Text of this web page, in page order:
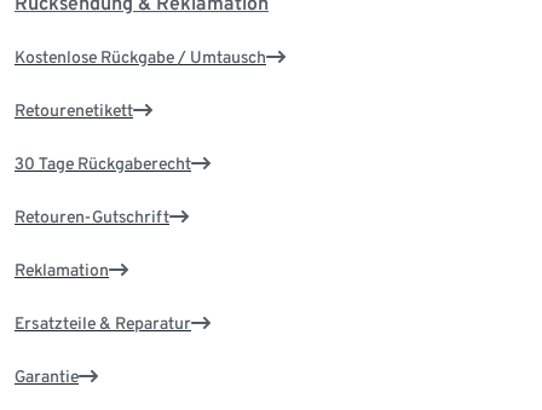
Kostenlose Rückgabe / Umtausch
Retourenetikett
30 Tage Rückgaberecht
Retouren-Gutschrift
Reklamation
Ersatzteile & Reparatur
Garantie